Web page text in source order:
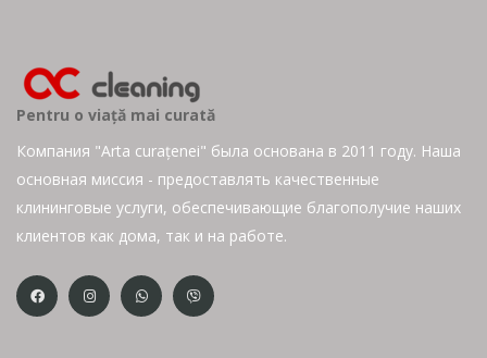
Pentru o viață mai curată
Компания "Arta curațenei" была основана в 2011 году. Наша
основная миссия - предоставлять качественные
клининговые услуги, обеспечивающие благополучие наших
клиентов как дома, так и на работе.